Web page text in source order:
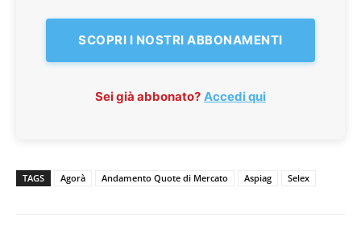
SCOPRI I NOSTRI ABBONAMENTI
Sei già abbonato? Accedi qui
TAGS Agorà Andamento Quote di Mercato Aspiag Selex